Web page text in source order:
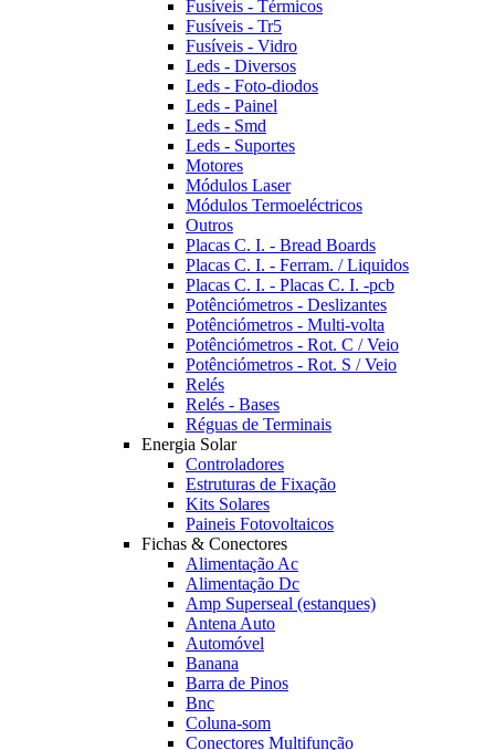
Fusíveis - Térmicos
Fusíveis - Tr5
Fusíveis - Vidro
Leds - Diversos
Leds - Foto-diodos
Leds - Painel
Leds - Smd
Leds - Suportes
Motores
Módulos Laser
Módulos Termoeléctricos
Outros
Placas C. I. - Bread Boards
Placas C. I. - Ferram. / Liquidos
Placas C. I. - Placas C. I. -pcb
Potênciómetros - Deslizantes
Potênciómetros - Multi-volta
Potênciómetros - Rot. C / Veio
Potênciómetros - Rot. S / Veio
Relés
Relés - Bases
Réguas de Terminais
Energia Solar
Controladores
Estruturas de Fixação
Kits Solares
Paineis Fotovoltaicos
Fichas & Conectores
Alimentação Ac
Alimentação Dc
Amp Superseal (estanques)
Antena Auto
Automóvel
Banana
Barra de Pinos
Bnc
Coluna-som
Conectores Multifunção